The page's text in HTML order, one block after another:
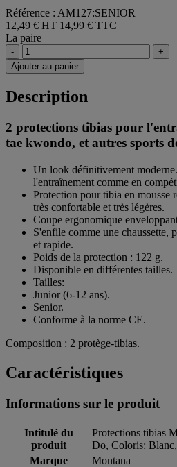
Référence : AM127:SENIOR
12,49 € HT 14,99 € TTC
La paire
-
+
Ajouter au panier
Description
2 protections tibias pour
tae kwondo, et autres sports
Un look définitivement
l'entraînement comme en
Protection pour tibia en mousse
très confortable et très légères.
Coupe ergonomique
S'enfile comme une chaussette,
et rapide.
Poids de la protection : 122 g.
Disponible en différentes tailles.
Tailles:
Junior (6-12 ans).
Senior.
Conforme à la norme CE.
Composition : 2 protège-tibias.
Caractéristiques
Informations sur le produit
Intitulé du
produit
Protections tibias
Do, Coloris:
Marque
Montana